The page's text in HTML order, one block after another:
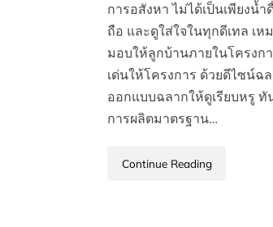
การอสังหา ไม่ได้เป็นเพียง
ถือ และดูใส่ใจในทุกดีเทล เ
มอบให้ลูกบ้านภายในโครงก
เด่นให้โครงการ ด้วยดีไซน์ฉ
ออกแบบฉลากให้ดูเรียบหรู
การผลิตมาตรฐาน…
Continue Reading